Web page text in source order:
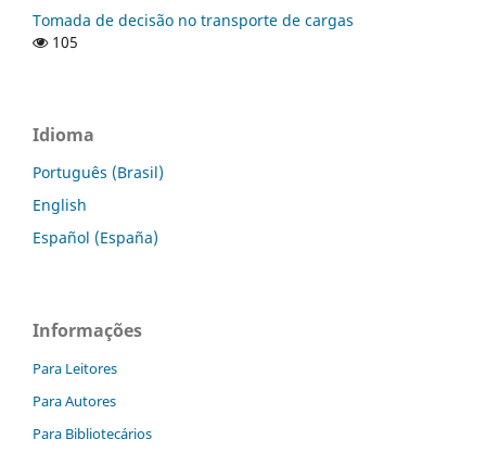
Tomada de decisão no transporte de cargas
105
Idioma
Português (Brasil)
English
Español (España)
Informações
Para Leitores
Para Autores
Para Bibliotecários